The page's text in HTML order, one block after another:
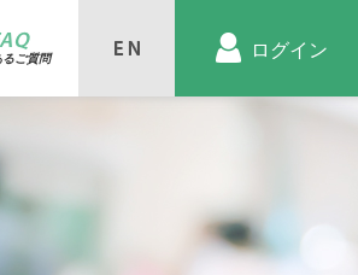
ログイン
るご質問